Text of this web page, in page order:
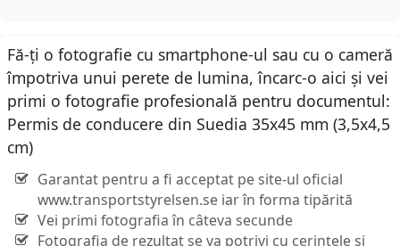
Fă-ți o fotografie cu smartphone-ul sau cu o cameră
împotriva unui perete de lumina, încarc-o aici și vei
primi o fotografie profesională pentru documentul:
Permis de conducere din Suedia 35x45 mm (3,5x4,5
cm)
Garantat pentru a fi acceptat pe site-ul oficial
www.transportstyrelsen.se iar în forma tipărită
Vei primi fotografia în câteva secunde
Fotografia de rezultat se va potrivi cu cerințele și